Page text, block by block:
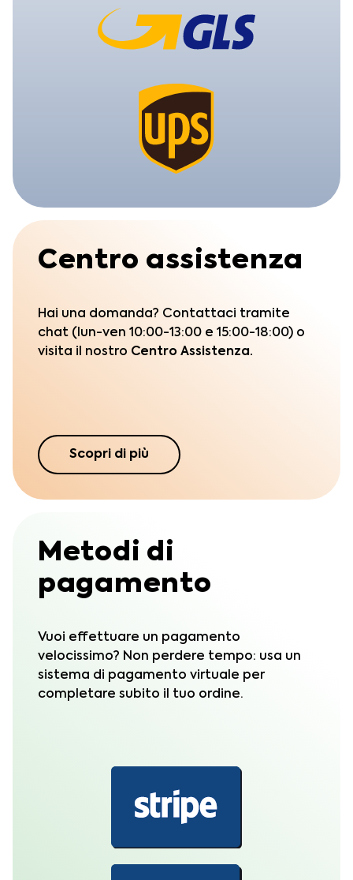
Centro assistenza
Hai una domanda? Contattaci tramite
chat (lun-ven 10:00-13:00 e 15:00-18:00) o
visita il nostro Centro Assistenza.
Scopri di più
Metodi di
pagamento
Vuoi effettuare un pagamento
velocissimo? Non perdere tempo: usa un
sistema di pagamento virtuale per
completare subito il tuo ordine.